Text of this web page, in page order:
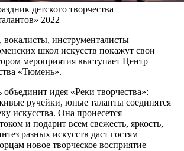
детского творчества
2022
инструменталисты
школ искусств покажут свои
мероприятия выступает Центр
«Тюмень».
идея «Реки творчества»:
ручейки, юные таланты соединятся
искусства. Она пронесется
и подарит всем свежесть, яркость,
разных искусств даст гостям
новое творческое восприятие